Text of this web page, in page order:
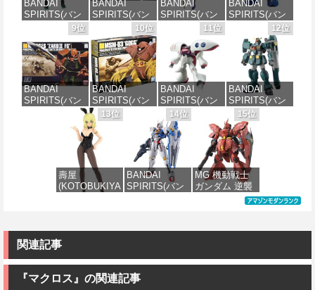
価格：¥4,200
ラス) 色分け済
みプラモデル
価格：¥6,600
価格：¥1,800
ル 色分け済み
プラモデル
価格：¥3,600
BANDAI
SPIRITS(バン
ダイスピリッ
ツ) 30MS SIS-
H00 セスティ
エ[カラーC] 色
分け済みプラ
モデル
価格：¥4,500
BANDAI
SPIRITS(バン
ダイ スピリッ
ツ) HGUC 機動
戦士ガンダム
ザクI(黒い三連
星仕様) 1/144
スケール 色分
け済みプラモ
デル
価格：¥2,202
BANDAI
SPIRITS(バン
ダイ スピリッ
Fate/Grand
Order アルトリ
ア・キャスタ
ー 色分け済み
プラモデル
価格：¥7,800
BANDAI
SPIRITS(バン
ダイ スピリッ
ツ) HGUC
1/144 HGUC
MS-05BザクI
(機動戦士ガン
ダム)
価格：¥2,300
9位
BANDAI
SPIRITS(バン
ダイ スピリッ
(ガルマ専用機)
(機動戦士ガン
価格：¥2,982
10位
BANDAI
SPIRITS(バン
ダイ スピリッ
ツ) HGUC 機動
戦士ガンダム
MSM-03 ゴッ
グ 1/144スケー
ル 色分け済み
プラモデル
11位
BANDAI
SPIRITS(バン
ダイ スピリッ
ツ) HGUC 195
機動戦士Zガン
ダム キュベレ
イ 1/144スケー
ル 色分け済み
プラモデル
12位
BANDAI
SPIRITS(バン
ダイ スピリッ
ツ) HG 機動新
世紀ガンダムX
ガンダムレオ
パルド 1/144ス
ケール 色分け
済みプラモデ
ル
13位
壽屋
(KOTOBUKIYA
I〈Bunny
Style〉 全高約
ケール プラモ
デル
14位
BANDAI
SPIRITS(バン
機動戦士ガン
アリアル 1/100
スケール 色分
15位
MG 機動戦士
ガンダム 逆襲
のシャア MSN-
ケール 色分け
関連記事
『マクロス』の関連記事